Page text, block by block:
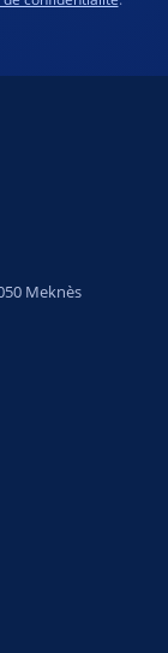
Meknès